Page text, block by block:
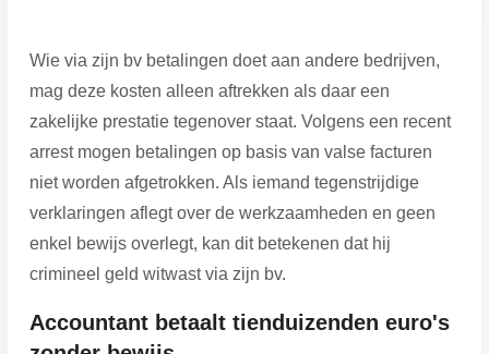
Wie via zijn bv betalingen doet aan andere bedrijven,
mag deze kosten alleen aftrekken als daar een
zakelijke prestatie tegenover staat. Volgens een recent
arrest mogen betalingen op basis van valse facturen
niet worden afgetrokken. Als iemand tegenstrijdige
verklaringen aflegt over de werkzaamheden en geen
enkel bewijs overlegt, kan dit betekenen dat hij
crimineel geld witwast via zijn bv.
Accountant betaalt tienduizenden euro's